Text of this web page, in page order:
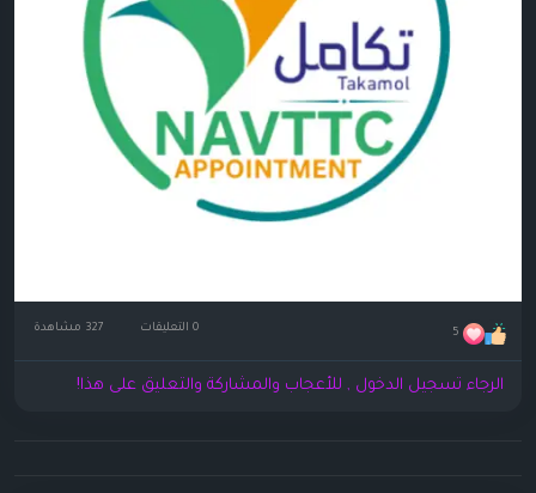
5 0 التعليقات
الرجاء تسجيل الدخول , للأعجاب والمشاركة والتعليق على هذا!